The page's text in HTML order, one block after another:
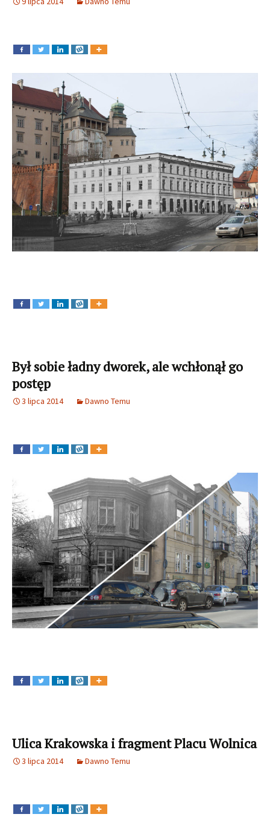
Był sobie ładny dworek, ale wchłonął go
postęp
3 lipca 2014 Dawno Temu
Ulica Krakowska i fragment Placu Wolnica
3 lipca 2014 Dawno Temu